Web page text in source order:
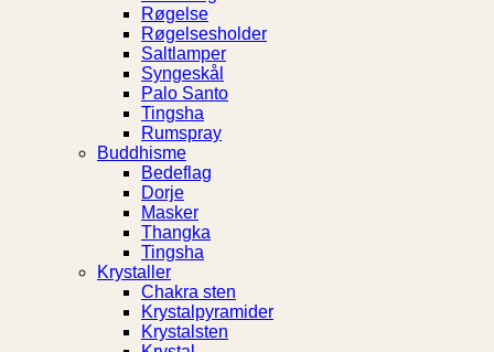
Røgelse
Røgelsesholder
Saltlamper
Syngeskål
Palo Santo
Tingsha
Rumspray
Buddhisme
Bedeflag
Dorje
Masker
Thangka
Tingsha
Krystaller
Chakra sten
Krystalpyramider
Krystalsten